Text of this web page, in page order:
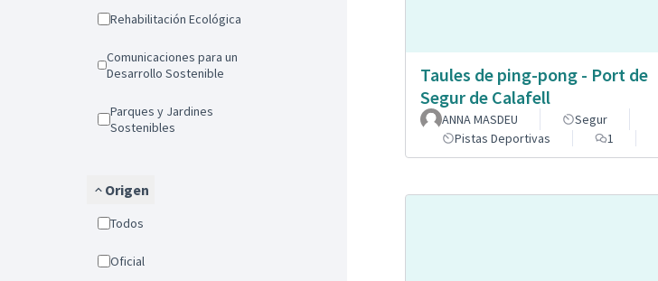
Rehabilitación Ecológica
Comunicaciones para un
Desarrollo Sostenible
Parques y Jardines
Sostenibles
Origen
Todos
Oficial
Taules de ping-pong - Port de
Segur de Calafell
ANNA MASDEU
Segur
Pistas Deportivas
1